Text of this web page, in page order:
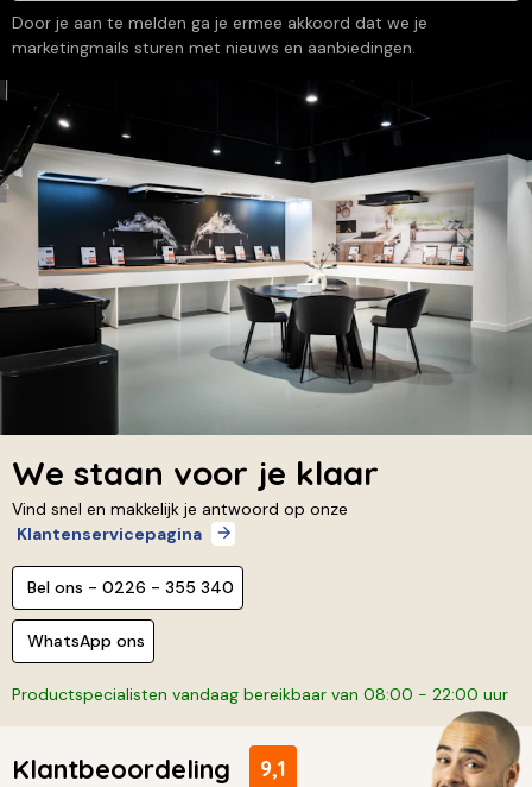
Door je aan te melden ga je ermee akkoord dat we je
marketingmails sturen met nieuws en aanbiedingen.
We staan voor je klaar
Vind snel en makkelijk je antwoord op onze
Klantenservicepagina
Bel ons - 0226 - 355 340
WhatsApp ons
Productspecialisten vandaag bereikbaar van 08:00 - 22:00 uur
Klantbeoordeling 9,1